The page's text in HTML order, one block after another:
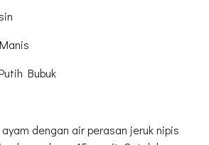
Bubuk
dengan air perasan jeruk nipis